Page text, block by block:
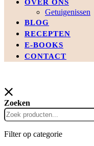
OVER ONS
Getuigenissen
BLOG
RECEPTEN
E-BOOKS
CONTACT
Zoeken
Filter op categorie